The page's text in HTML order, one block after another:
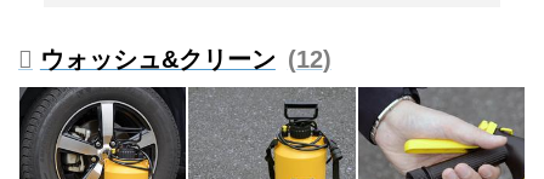
ウォッシュ&クリーン 12